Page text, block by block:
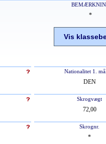
*
Vis
Nationalitet 1.
DEN
Skrogvægt
72,00
Skrognr.
*